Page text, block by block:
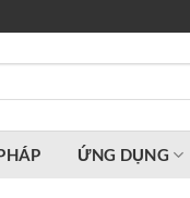
ỨNG DỤNG